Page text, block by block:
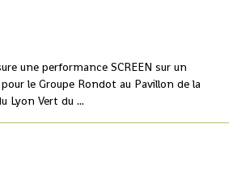
une performance SCREEN sur un
le Groupe Rondot au Pavillon de la
Lyon Vert du ...